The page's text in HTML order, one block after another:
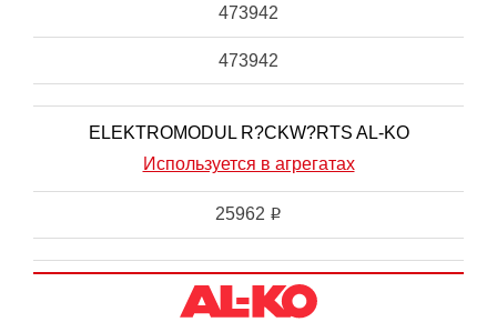
473942
473942
ELEKTROMODUL R?CKW?RTS AL-KO
Используется в агрегатах
25962 i